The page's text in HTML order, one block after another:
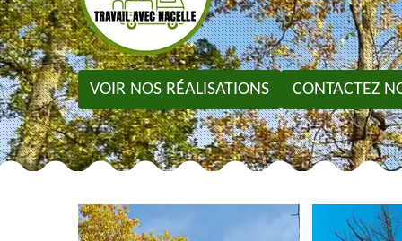
VOIR NOS RÉALISATIONS CONTACTEZ